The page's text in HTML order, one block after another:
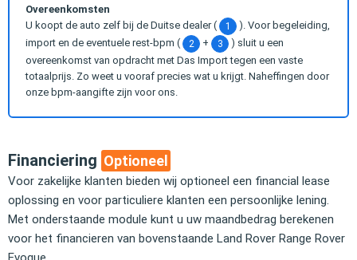
Overeenkomsten
U koopt de auto zelf bij de Duitse dealer (
1
). Voor begeleiding,
import en de eventuele rest-bpm (
2 + 3
) sluit u een
overeenkomst van opdracht met Das Import tegen een vaste
totaalprijs. Zo weet u vooraf precies wat u krijgt. Naheffingen door
onze bpm-aangifte zijn voor ons.
Financiering Optioneel
Voor zakelijke klanten bieden wij optioneel een financial lease
oplossing en voor particuliere klanten een persoonlijke lening.
Met onderstaande module kunt u uw maandbedrag berekenen
voor het financieren van bovenstaande Land Rover Range Rover